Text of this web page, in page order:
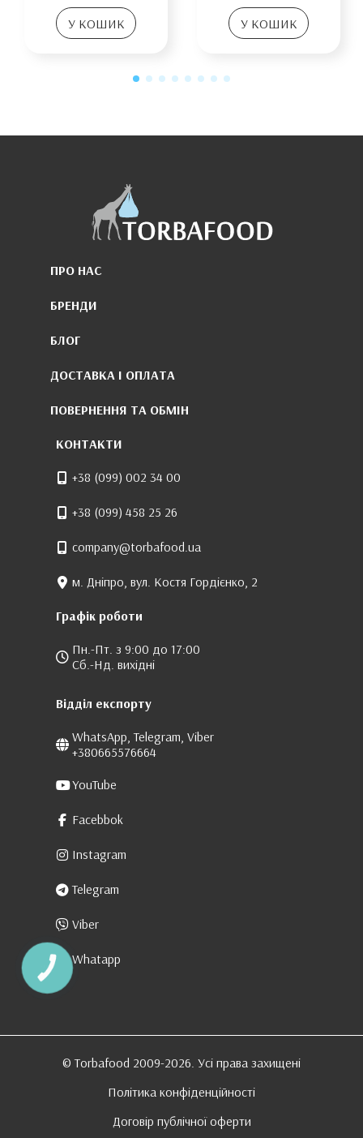
У КОШИК
У КОШИК
ПРО НАС
БРЕНДИ
БЛОГ
ДОСТАВКА І ОПЛАТА
ПОВЕРНЕННЯ ТА ОБМІН
КОНТАКТИ
+38 (099) 002 34 00
+38 (099) 458 25 26
company@torbafood.ua
м. Дніпро, вул. Костя Гордієнко, 2
Графік роботи
Пн.-Пт. з 9:00 до 17:00
Сб.-Нд. вихідні
Відділ експорту
WhatsApp, Telegram, Viber
+380665576664
YouTube
Facebbok
Instagram
Telegram
Viber
Whatapp
© Torbafood 2009-2026. Усі права захищені
Політика конфіденційності
Договір публічної оферти
КНОПКА
ЗВ'ЯЗКУ